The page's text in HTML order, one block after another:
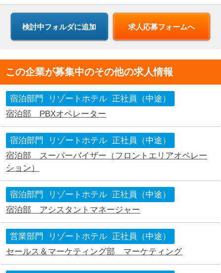
求人応募フォームへ
この企業が募集中のその他の求人情報
宿泊部門 リゾートホテル
正社員（中途）
宿泊部 PBXオペレーター
宿泊部門 リゾートホテル
正社員（中途）
宿泊部 スーパーバイザー（フロントエリアオペレー
ション）
宿泊部門 リゾートホテル
正社員（中途）
宿泊部 アシスタントマネージャー
営業部門 リゾートホテル
正社員（中途）
セールス＆マーケティング部 マーケティング